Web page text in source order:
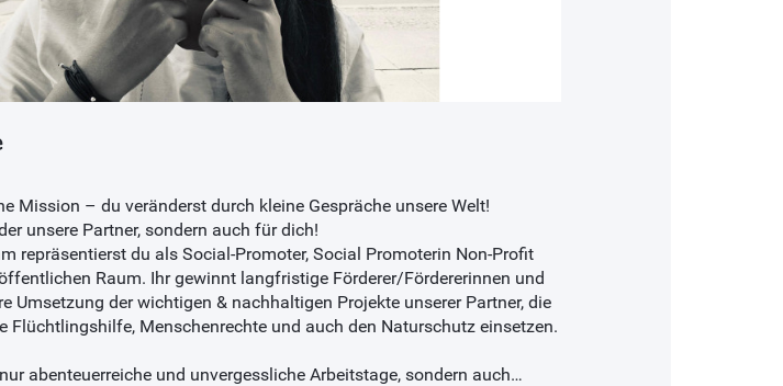
Mission – du veränderst durch kleine Gespräche unsere Welt!
unsere Partner, sondern auch für dich!
repräsentierst du als Social-Promoter, Social Promoterin Non-Profit
Raum. Ihr gewinnt langfristige Förderer/Fördererinnen und
Umsetzung der wichtigen & nachhaltigen Projekte unserer Partner, die
Flüchtlingshilfe, Menschenrechte und auch den Naturschutz einsetzen.
abenteuerreiche und unvergessliche Arbeitstage, sondern auch…